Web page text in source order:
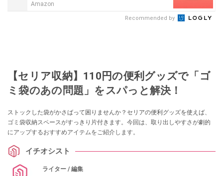
Amazon
Recommended by
【セリア収納】110円の便利グッズで「ゴ
ミ袋のあの問題」をスパっと解決！
ストックした袋がかさばって困りませんか？セリアの便利グッズを使えば、
ゴミ袋収納スペースがすっきり片付きます。今回は、取り出しやすさが劇的
にアップするおすすめアイテムをご紹介します。
イチオシスト
ライター / 編集